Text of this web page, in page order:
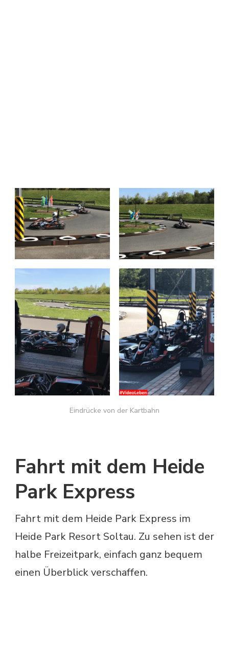
Eindrücke von der Kartbahn
Fahrt mit dem Heide
Park Express
Fahrt mit dem Heide Park Express im
Heide Park Resort Soltau. Zu sehen ist der
halbe Freizeitpark, einfach ganz bequem
einen Überblick verschaffen.